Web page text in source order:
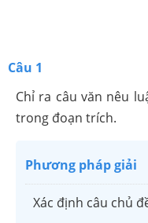
Câu 1
Chỉ ra câu văn nêu
trong đoạn trích.
Phương pháp giải
Xác định câu chủ